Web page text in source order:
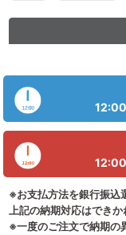
12:00
12:00
※お支払方法を銀行振込
上記の納期対応はできか
※一度のご注文で納期の